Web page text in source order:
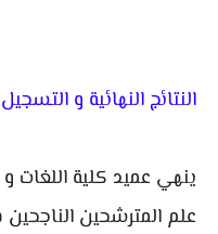
النتائج النهائية و التسجيل
ينهي عميد كلية اللغات و
علم المترشحين